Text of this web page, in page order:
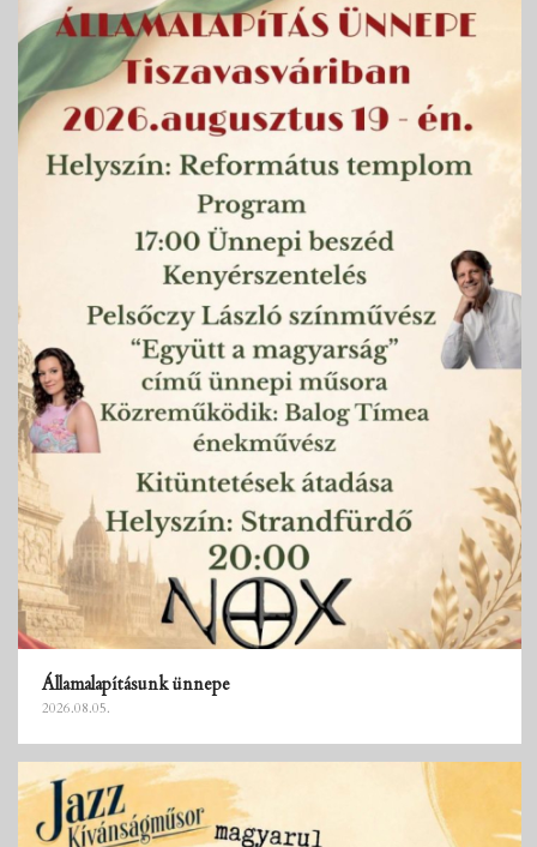
Államalapításunk ünnepe
2026.08.05.